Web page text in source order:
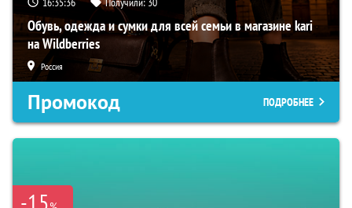
Обувь, одежда и сумки для всей семьи в магазине kari
на Wildberries
Россия
Промокод ПОДРОБНЕЕ